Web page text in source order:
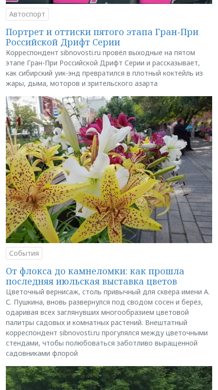
Автоспорт
Портрет и оттиски пятого этапа Гран-При
Российской Дрифт Серии
Корреспондент sibnovosti.ru провёл выходные на пятом
этапе Гран-При Российской Дрифт Серии и рассказывает,
как сибирский уик-энд превратился в плотный коктейль из
жары, дыма, моторов и зрительского азарта
События
От флокса до камнеломки: как прошла
последняя июльская выставка цветов
Цветочный вернисаж, столь привычный для сквера имени А.
С. Пушкина, вновь развернулся под сводом сосен и берёз,
одаривая всех заглянувших многообразием цветовой
палитры садовых и комнатных растений. Внештатный
корреспондент sibnovosti.ru прогулялся между цветочными
стендами, чтобы полюбоваться заботливо выращенной
садовниками флорой